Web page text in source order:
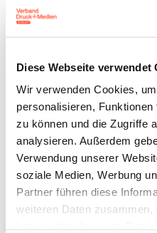
Diese Webseite verwendet
Wir verwenden Cookies,
personalisieren,
zu können und die Zugriffe
analysieren. Außerdem
Verwendung unserer
soziale Medien, Werbung
Partner führen diese
weiteren Daten zusammen,
27. Mai 2026